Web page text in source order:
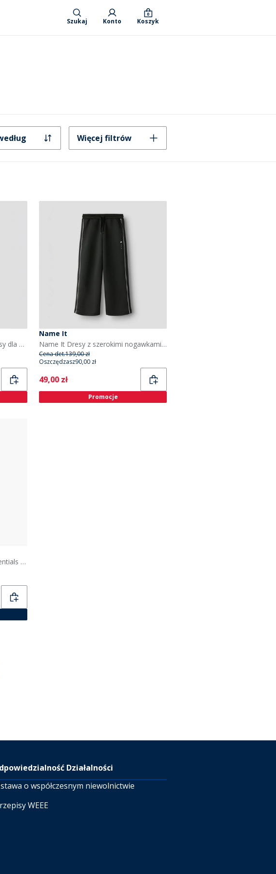
Szukaj Konto Koszyk
0
Więcej filtrów
Name It Dunne szerokie joggersy dla dziewczynki kolor Greener Pastures
Name It
Name It Dresy z szerokimi nogawkami dla dziewczynki kolor Czarny
Cena det.139,00 zł
Oszczędzasz90,00 zł
Current
49,00 zł
Promocje
adidas Spodnie bawełniane Essentials Linear z logo dla dziewczynek kolor Arctic Night/Biały
Działalności
o współczesnym niewolnictwie
WEEE